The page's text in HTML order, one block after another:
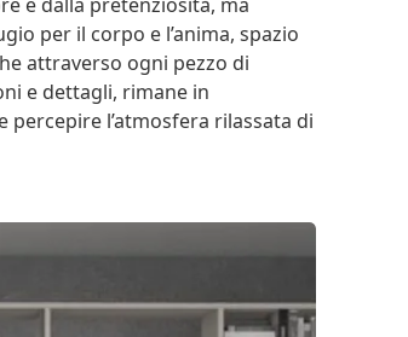
per il corpo e l’anima, spazio
attraverso ogni pezzo di
e dettagli, rimane in
l’atmosfera rilassata di